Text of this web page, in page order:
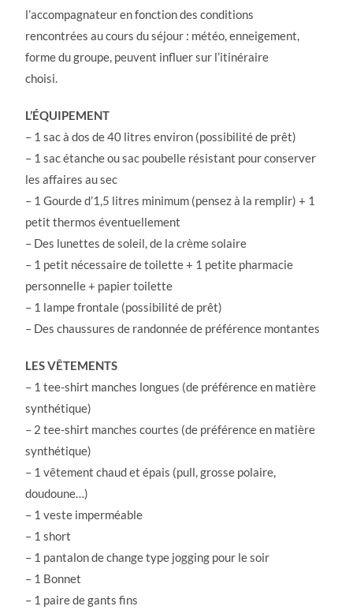
l’accompagnateur en fonction des conditions
rencontrées au cours du séjour : météo, enneigement,
forme du groupe, peuvent influer sur l’itinéraire
choisi.
L’ÉQUIPEMENT
– 1 sac à dos de 40 litres environ (possibilité de prêt)
– 1 sac étanche ou sac poubelle résistant pour conserver
les affaires au sec
– 1 Gourde d’1,5 litres minimum (pensez à la remplir) + 1
petit thermos éventuellement
– Des lunettes de soleil, de la crème solaire
– 1 petit nécessaire de toilette + 1 petite pharmacie
personnelle + papier toilette
– 1 lampe frontale (possibilité de prêt)
– Des chaussures de randonnée de préférence montantes
LES VÊTEMENTS
– 1 tee-shirt manches longues (de préférence en matière
synthétique)
– 2 tee-shirt manches courtes (de préférence en matière
synthétique)
– 1 vêtement chaud et épais (pull, grosse polaire,
doudoune…)
– 1 veste imperméable
– 1 short
– 1 pantalon de change type jogging pour le soir
– 1 Bonnet
– 1 paire de gants fins